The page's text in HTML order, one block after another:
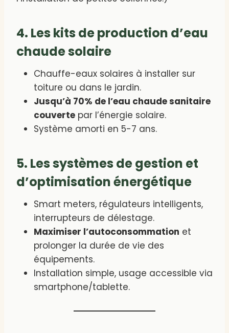
4. Les kits de production d’eau
chaude solaire
Chauffe-eaux solaires à installer sur
toiture ou dans le jardin.
Jusqu’à 70% de l’eau chaude sanitaire
couverte par l’énergie solaire.
Système amorti en 5-7 ans.
5. Les systèmes de gestion et
d’optimisation énergétique
Smart meters, régulateurs intelligents,
interrupteurs de délestage.
Maximiser l’autoconsommation et
prolonger la durée de vie des
équipements.
Installation simple, usage accessible via
smartphone/tablette.